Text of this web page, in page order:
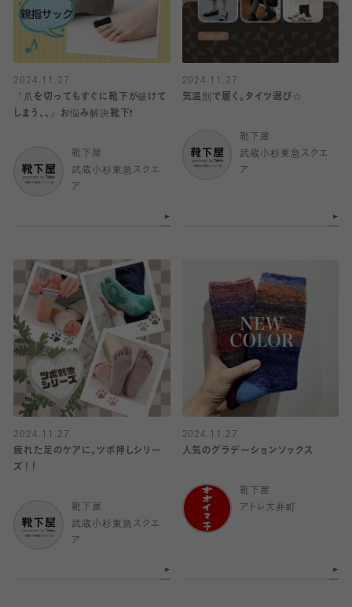
2024.11.27
『爪を切ってもすぐに靴下が破けて
しまう、、』お悩み解決靴下❗️
靴下屋
武蔵小杉東急スクエ
ア
2024.11.27
気温別で履く。タイツ選び☆
靴下屋
武蔵小杉東急スクエ
ア
2024.11.27
疲れた足のケアに。ツボ押しシリー
ズ！！
靴下屋
武蔵小杉東急スクエ
ア
2024.11.27
人気のグラデーションソックス
靴下屋
アトレ大井町